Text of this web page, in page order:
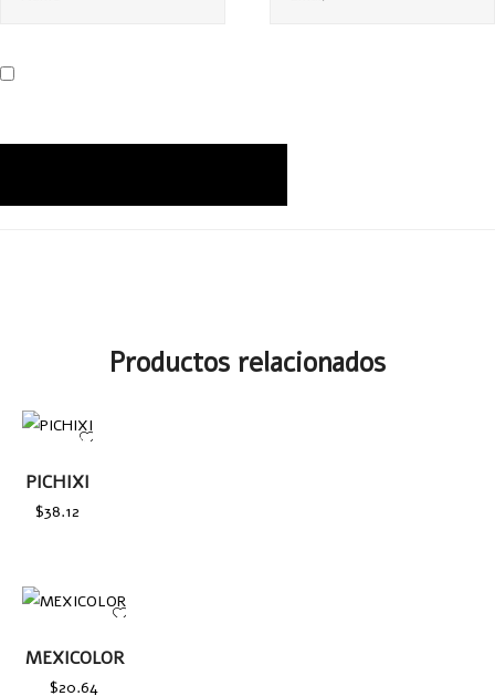
Productos relacionados
AÑADIR
AL
CARRITO
PICHIXI
$38.12
CARRITO
MEXICOLOR
$20.64